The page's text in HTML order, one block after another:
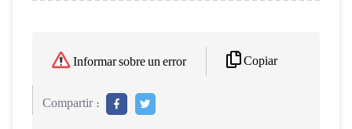
Informar sobre un error Copiar
Compartir :